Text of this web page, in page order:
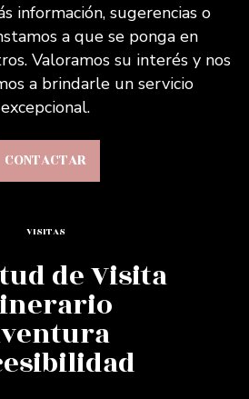
información, sugerencias o
a que se ponga en
Valoramos su interés y nos
a brindarle un servicio
excepcional.
CONTACTAR
VISITAS
de Visita